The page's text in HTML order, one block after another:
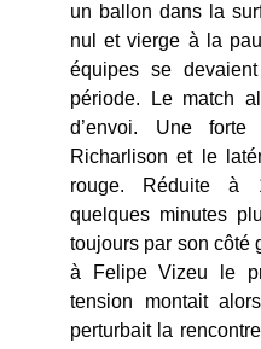
un ballon dans la
nul et vierge à la
équipes se
période. Le match
d’envoi. Une
Richarlison et le
rouge. Réduite
quelques minutes
toujours par son côté
à Felipe Vizeu le
tension montait
perturbait la